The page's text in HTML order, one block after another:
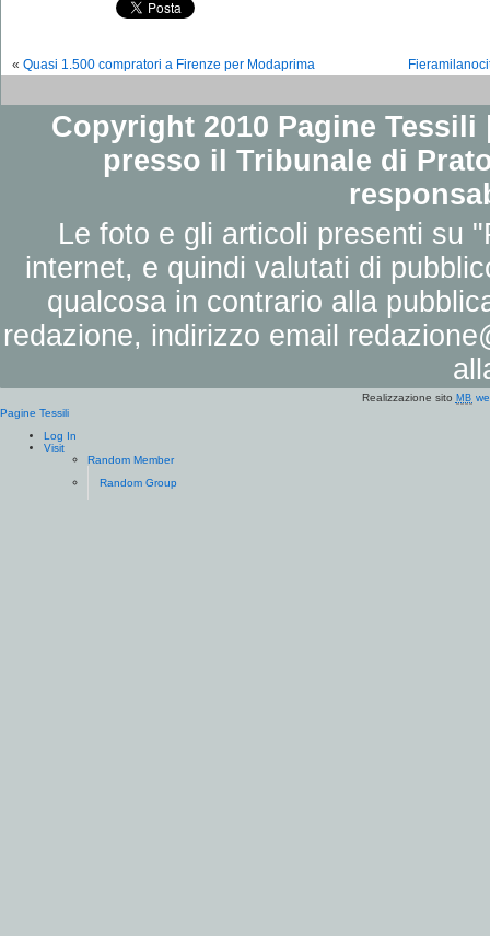
« Quasi 1.500 compratori a Firenze per Modaprima
Copyright 2010 Pagine
presso il Tribunale di
Le foto e gli articoli presenti su
internet, e quindi valutati di
qualcosa in contrario alla
redazione, indirizzo email
Realizzazione sito MB
Pagine Tessili
Log In
Visit
Random Member
Random Group